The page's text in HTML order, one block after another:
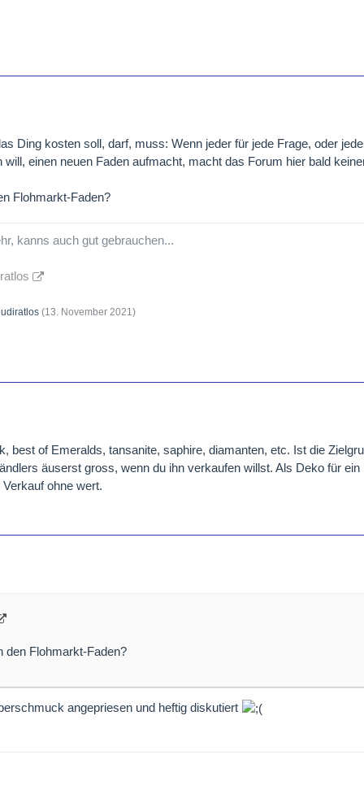
Ding kosten soll, darf, muss: Wenn jeder für jede Frage, oder
einen neuen Faden aufmacht, macht das Forum hier bald
Flohmarkt-Faden?
kanns auch gut gebrauchen...
(13. November 2021)
best of Emeralds, tansanite, saphire, diamanten, etc. Ist die
äuserst gross, wenn du ihn verkaufen willst. Als Deko für
ohne wert.
den Flohmarkt-Faden?
angepriesen und heftig diskutiert